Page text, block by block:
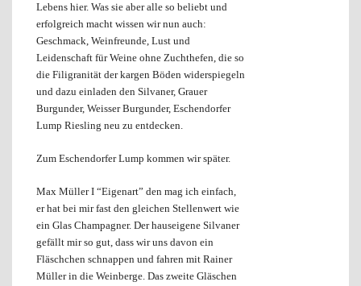
Lebens hier. Was sie aber alle so beliebt und
erfolgreich macht wissen wir nun auch:
Geschmack, Weinfreunde, Lust und
Leidenschaft für Weine ohne Zuchthefen, die so
die Filigranität der kargen Böden widerspiegeln
und dazu einladen den Silvaner, Grauer
Burgunder, Weisser Burgunder, Eschendorfer
Lump Riesling neu zu entdecken.
Zum Eschendorfer Lump kommen wir später.
Max Müller I “Eigenart” den mag ich einfach,
er hat bei mir fast den gleichen Stellenwert wie
ein Glas Champagner. Der hauseigene Silvaner
gefällt mir so gut, dass wir uns davon ein
Fläschchen schnappen und fahren mit Rainer
Müller in die Weinberge. Das zweite Gläschen